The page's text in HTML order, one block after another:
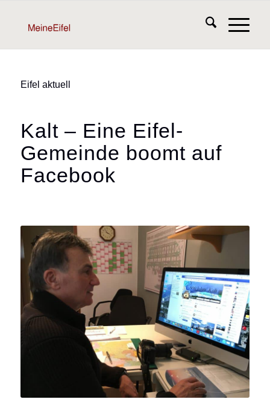
Eifel aktuell
Kalt – Eine Eifel-
Gemeinde boomt auf
Facebook